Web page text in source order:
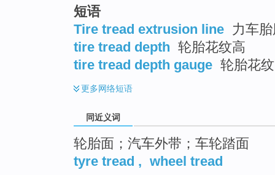
短语
Tire tread extrusion line 力车
tire tread depth 轮胎花纹高
tire tread depth gauge 轮胎花
更多网络短语
同近义词
轮胎面；汽车外带；车轮踏面
tyre tread , wheel tread